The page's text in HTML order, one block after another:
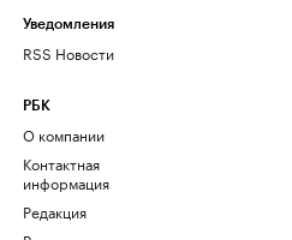
Уведомления
RSS Новости
РБК
О компании
Контактная
информация
Редакция